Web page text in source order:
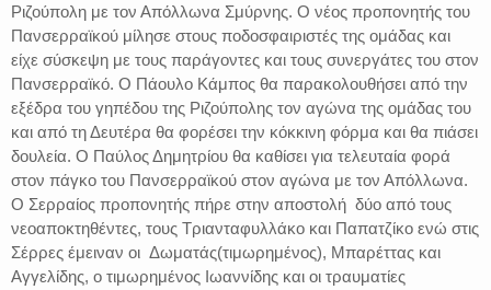
Ριζούπολη με τον Απόλλωνα Σμύρνης. Ο νέος προπονητής του
Πανσερραϊκού μίλησε στους ποδοσφαιριστές της ομάδας και
είχε σύσκεψη με τους παράγοντες και τους συνεργάτες του στον
Πανσερραϊκό. Ο Πάουλο Κάμπος θα παρακολουθήσει από την
εξέδρα του γηπέδου της Ριζούπολης τον αγώνα της ομάδας του
και από τη Δευτέρα θα φορέσει την κόκκινη φόρμα και θα πιάσει
δουλεία. Ο Παύλος Δημητρίου θα καθίσει για τελευταία φορά
στον πάγκο του Πανσερραϊκού στον αγώνα με τον Απόλλωνα.
Ο Σερραίος προπονητής πήρε στην αποστολή δύο από τους
νεοαποκτηθέντες, τους Τριανταφυλλάκο και Παπατζίκο ενώ στις
Σέρρες έμειναν οι Δωματάς(τιμωρημένος), Μπαρέττας και
Αγγελίδης, ο τιμωρημένος Ιωαννίδης και οι τραυματίες